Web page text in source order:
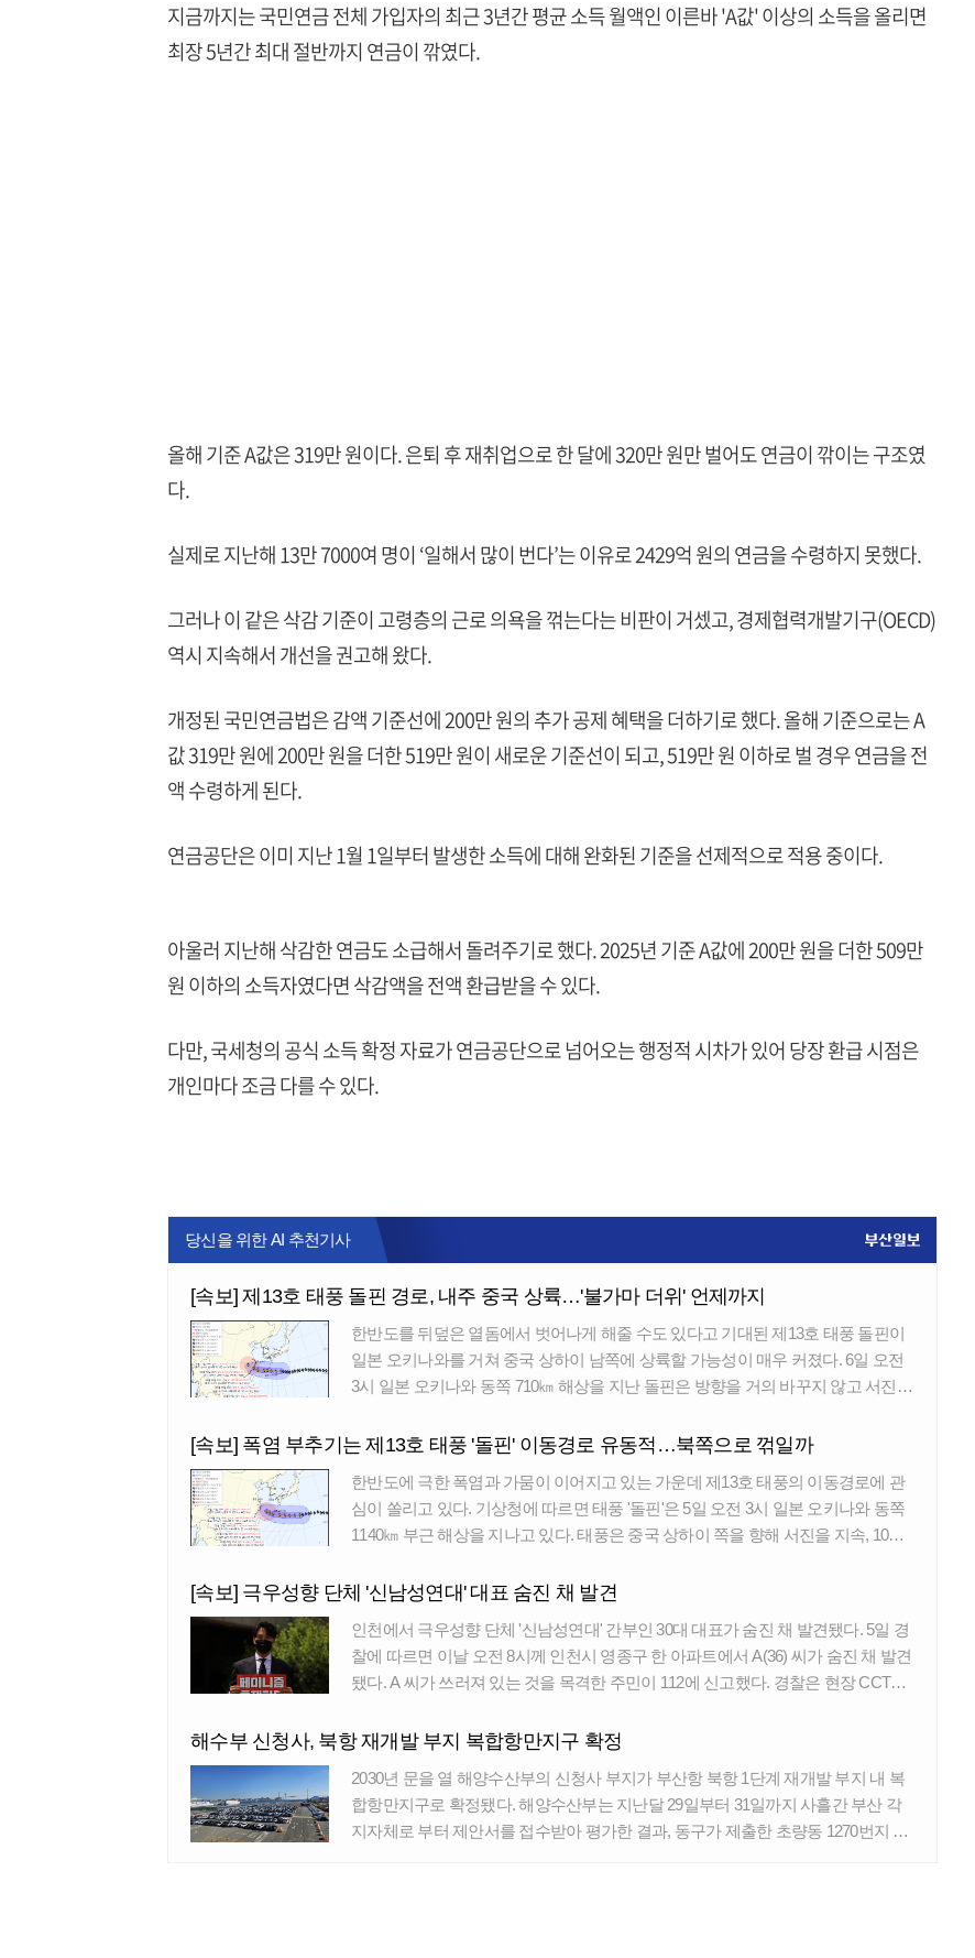
지금까지는 국민연금 전체 가입자의 최근 3년간 평균 소득 월액인 이른바 'A값' 이상의 소득을 올리면
최장 5년간 최대 절반까지 연금이 깎였다.
올해 기준 A값은 319만 원이다. 은퇴 후 재취업으로 한 달에 320만 원만 벌어도 연금이 깎이는 구조였
다.
실제로 지난해 13만 7000여 명이 ‘일해서 많이 번다’는 이유로 2429억 원의 연금을 수령하지 못했다.
그러나 이 같은 삭감 기준이 고령층의 근로 의욕을 꺾는다는 비판이 거셌고, 경제협력개발기구(OECD)
역시 지속해서 개선을 권고해 왔다.
개정된 국민연금법은 감액 기준선에 200만 원의 추가 공제 혜택을 더하기로 했다. 올해 기준으로는 A
값 319만 원에 200만 원을 더한 519만 원이 새로운 기준선이 되고, 519만 원 이하로 벌 경우 연금을 전
액 수령하게 된다.
연금공단은 이미 지난 1월 1일부터 발생한 소득에 대해 완화된 기준을 선제적으로 적용 중이다.
아울러 지난해 삭감한 연금도 소급해서 돌려주기로 했다. 2025년 기준 A값에 200만 원을 더한 509만
원 이하의 소득자였다면 삭감액을 전액 환급받을 수 있다.
다만, 국세청의 공식 소득 확정 자료가 연금공단으로 넘어오는 행정적 시차가 있어 당장 환급 시점은
개인마다 조금 다를 수 있다.